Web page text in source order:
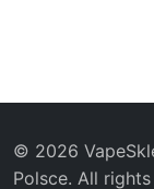
© 2026
Polsce. All